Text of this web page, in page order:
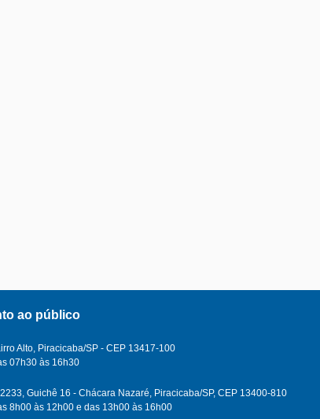
ao público
Alto, Piracicaba/SP - CEP 13417-100
07h30 às 16h30
Guichê 16 - Chácara Nazaré, Piracicaba/SP, CEP 13400-810
8h00 às 12h00 e das 13h00 às 16h00